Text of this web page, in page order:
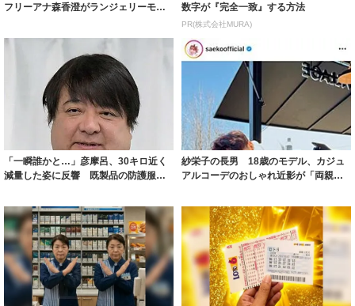
フリーアナ森香澄がランジェリーモデ
数字が『完全一致』する方法
PR(株式会社MURA)
「一瞬誰かと…」彦摩呂、30キロ近く
減量した姿に反響 既製品の防護服が
紗栄子の長男 18歳のモデル、カジュ
アルコーデのおしゃれ近影が「両親の